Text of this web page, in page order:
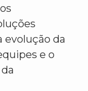
evolução da
e o